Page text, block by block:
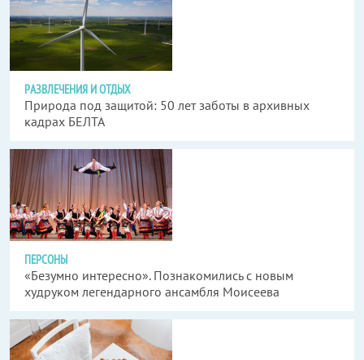
РАЗВЛЕЧЕНИЯ И ОТДЫХ
Природа под защитой: 50 лет заботы в архивных
кадрах БЕЛТА
ПЕРСОНЫ
«Безумно интересно». Познакомились с новым
худруком легендарного ансамбля Моисеева